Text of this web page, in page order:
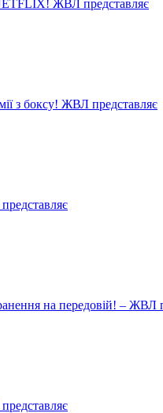
ЖВЛ представляє
з боксу! ЖВЛ представляє
на передовій! – ЖВЛ